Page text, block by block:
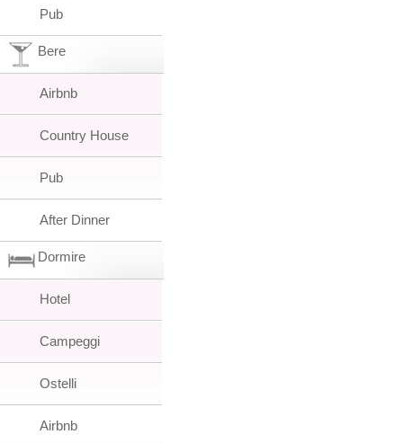
Pub
Bere
Airbnb
Country House
Pub
After Dinner
Dormire
Hotel
Campeggi
Ostelli
Airbnb